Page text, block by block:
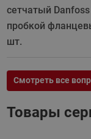
сетчатый
пробкой
шт.
Смотреть все
Товары